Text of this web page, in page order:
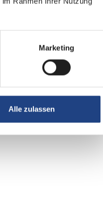
Marketing
Alle zulassen